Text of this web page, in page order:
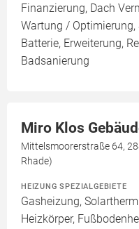
Finanzierung, Dach
Wartung /
Batterie, Erweiterung,
Badsanierung
Miro Klos
Mittelsmoorerstraße 64,
Rhade)
HEIZUNG SPEZIALGEBIETE
Gasheizung,
Heizkörper,